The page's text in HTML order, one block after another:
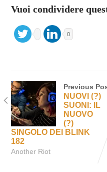
Vuoi condividere
0
Previous
NUOVI (?)
SUONI: IL
NUOVO
(?)
SINGOLO DEI BLINK
182
Another Riot